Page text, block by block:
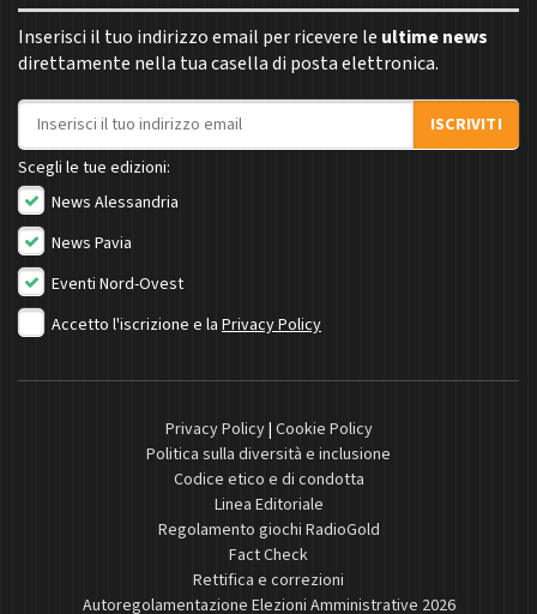
Inserisci il tuo indirizzo email per ricevere le ultime news
direttamente nella tua casella di posta elettronica.
Indirizzo email
ISCRIVITI
Scegli le tue edizioni:
News Alessandria
News Pavia
Eventi Nord-Ovest
Accetto l'iscrizione e la Privacy Policy
Privacy Policy| Cookie Policy
Politica sulla diversità e inclusione
Codice etico e di condotta
Linea Editoriale
Regolamento giochi RadioGold
Fact Check
Rettifica e correzioni
Autoregolamentazione Elezioni Amministrative 2026